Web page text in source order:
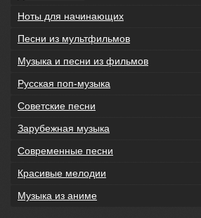
Ноты для начинающих
Песни из мультфильмов
Музыка и песни из фильмов
Русская поп-музыка
Советские песни
Зарубежная музыка
Современные песни
Красивые мелодии
Музыка из аниме